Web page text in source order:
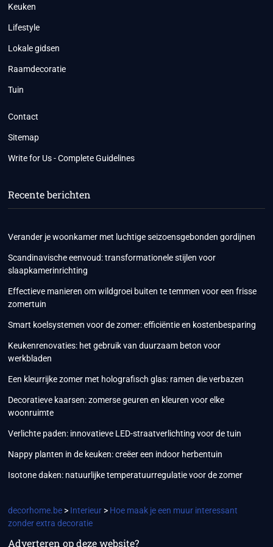
Keuken
Lifestyle
Lokale gidsen
Raamdecoratie
Tuin
Contact
Sitemap
Write for Us - Complete Guidelines
Recente berichten
Verander je woonkamer met luchtige seizoensgebonden gordijnen
Scandinavische eenvoud: transformationele stijlen voor
slaapkamerinrichting
Effectieve manieren om wildgroei buiten te temmen voor een frisse
zomertuin
Smart koelsystemen voor de zomer: efficiëntie en kostenbesparing
Keukenrenovaties: het gebruik van duurzaam beton voor
werkbladen
Een kleurrijke zomer met holografisch glas: ramen die verbazen
Decoratieve kaarsen: zomerse geuren en kleuren voor elke
woonruimte
Verlichte paden: innovatieve LED-straatverlichting voor de tuin
Nappy planten in de keuken: creëer een indoor herbentuin
Isotone daken: natuurlijke temperatuurregulatie voor de zomer
decorhome.be > Interieur > Hoe maak je een muur interessant
zonder extra decoratie
Adverteren op deze website?